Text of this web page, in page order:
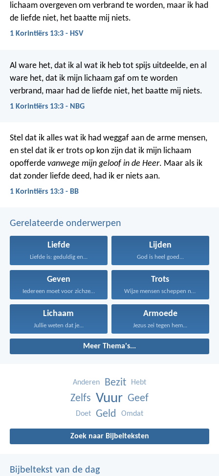
lichaam overgeven om verbrand te worden, maar ik had
de liefde niet, het baatte mij niets.
1 Korintiërs 13:3 - HSV
Al ware het, dat ik al wat ik heb tot spijs uitdeelde, en al
ware het, dat ik mijn lichaam gaf om te worden
verbrand, maar had de liefde niet, het baatte mij niets.
1 Korintiërs 13:3 - NBG
Stel dat ik alles wat ik had weggaf aan de arme mensen,
en stel dat ik er trots op kon zijn dat ik mijn lichaam
opofferde vanwege mijn geloof in de Heer. Maar als ik
dat zonder liefde deed, had ik er niets aan.
1 Korintiërs 13:3 - BB
Gerelateerde onderwerpen
Liefde
Liefde is: geduldig en...
Lijden
God is heel goed...
Geven
Iedereen moet voor zichzelf...
Trots
Wijze mensen scheppen niet...
Lichaam
Jullie weten dat je...
Armoede
Jezus zei tegen hem...
Meer Thema's...
Anderen Bezit Hebt
Zelfs Vuur Geef
Doet Geld Omdat
Zoek naar Bijbelteksten
Bijbeltekst van de dag